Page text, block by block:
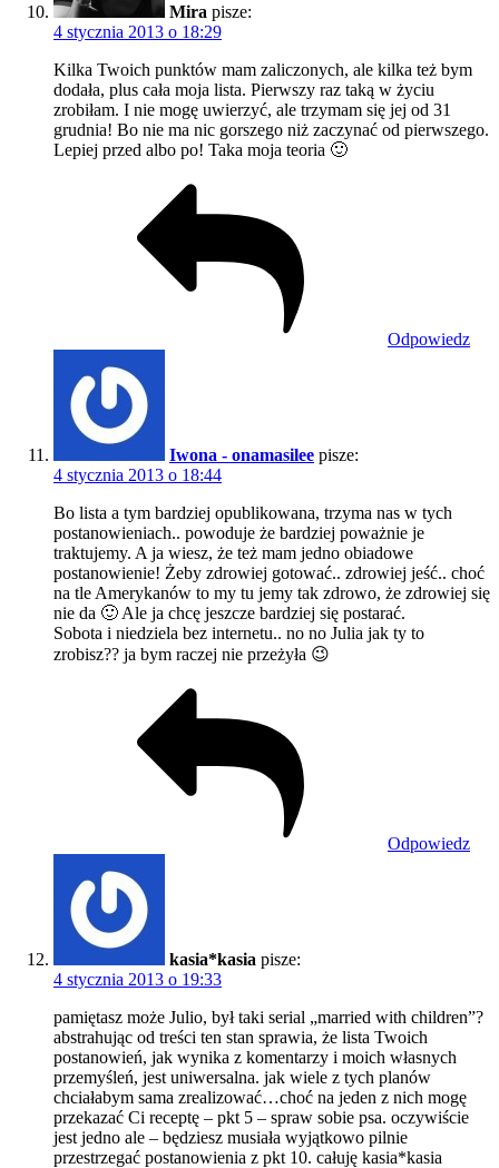
Mira pisze:
4 stycznia 2013 o 18:29
Kilka Twoich punktów mam zaliczonych, ale kilka też bym
dodała, plus cała moja lista. Pierwszy raz taką w życiu
zrobiłam. I nie mogę uwierzyć, ale trzymam się jej od 31
grudnia! Bo nie ma nic gorszego niż zaczynać od pierwszego.
Lepiej przed albo po! Taka moja teoria 🙂
Odpowiedz
Iwona - onamasilee pisze:
4 stycznia 2013 o 18:44
Bo lista a tym bardziej opublikowana, trzyma nas w tych
postanowieniach.. powoduje że bardziej poważnie je
traktujemy. A ja wiesz, że też mam jedno obiadowe
postanowienie! Żeby zdrowiej gotować.. zdrowiej jeść.. choć
na tle Amerykanów to my tu jemy tak zdrowo, że zdrowiej się
nie da 🙂 Ale ja chcę jeszcze bardziej się postarać.
Sobota i niedziela bez internetu.. no no Julia jak ty to
zrobisz?? ja bym raczej nie przeżyła 😉
Odpowiedz
kasia*kasia pisze:
4 stycznia 2013 o 19:33
pamiętasz może Julio, był taki serial „married with children”?
abstrahując od treści ten stan sprawia, że lista Twoich
postanowień, jak wynika z komentarzy i moich własnych
przemyśleń, jest uniwersalna. jak wiele z tych planów
chciałabym sama zrealizować…choć na jeden z nich mogę
przekazać Ci receptę – pkt 5 – spraw sobie psa. oczywiście
jest jedno ale – będziesz musiała wyjątkowo pilnie
przestrzegać postanowienia z pkt 10. całuję kasia*kasia